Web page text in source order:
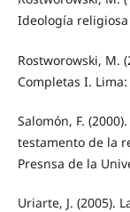
Ideología religiosa
Rostworowski, M.
Completas I. Lima:
Salomón, F.
testamento de la
Presnsa de la
Uriarte, J. (2005).